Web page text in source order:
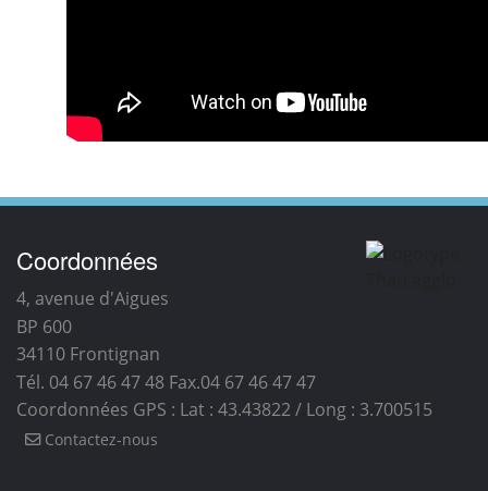
Coordonnées
4, avenue d'Aigues
BP 600
34110 Frontignan
Tél. 04 67 46 47 48 Fax.04 67 46 47 47
Coordonnées GPS : Lat : 43.43822 / Long : 3.700515
Contactez-nous